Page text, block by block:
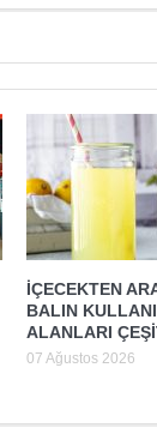
İÇECEKTEN
BALIN
ALANLARI
07 Ağustos 2026